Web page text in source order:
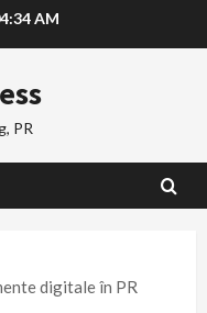
AM
PR
digitale în PR